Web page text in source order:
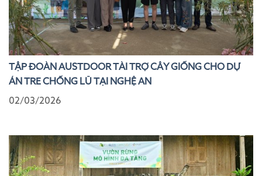
TẬP ĐOÀN AUSTDOOR TÀI TRỢ CÂY GIỐNG CHO DỰ
ÁN TRE CHỐNG LŨ TẠI NGHỆ AN
02/03/2026